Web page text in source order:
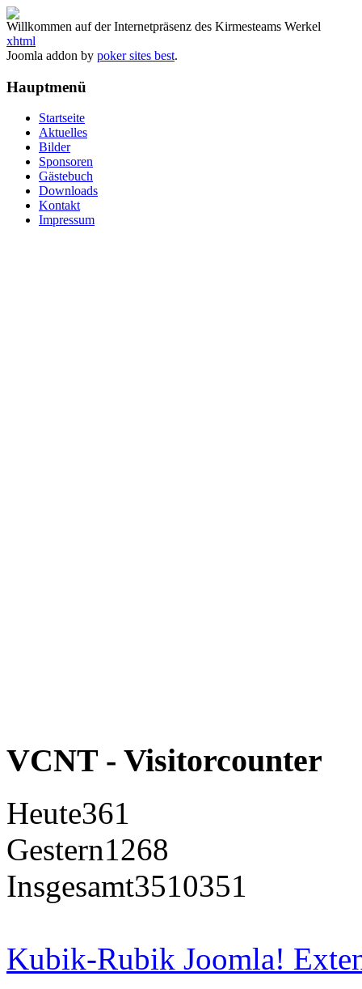
Willkommen auf der Internetpräsenz des Kirmesteams Werkel
xhtml
Joomla addon by poker sites best.
Hauptmenü
Startseite
Aktuelles
Bilder
Sponsoren
Gästebuch
Downloads
Kontakt
Impressum
VCNT - Visitorcounter
Heute361
Gestern1268
Insgesamt3510351
Kubik-Rubik Joomla!